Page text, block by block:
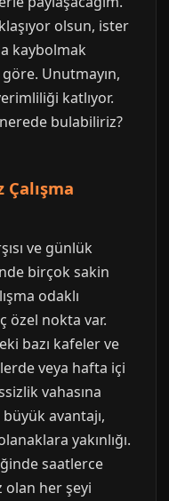
olsun, ister
kaybolmak
Unutmayın,
katlıyor.
bulabiliriz?
ve günlük
birçok sakin
odaklı
özel nokta var.
bazı kafeler ve
veya hafta içi
vahasına
avantajı,
yakınlığı.
saatlerce
olan her şeyi